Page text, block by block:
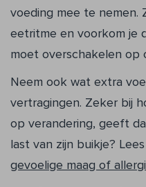
voeding mee te nemen.
eetritme en voorkom je
moet overschakelen op
Neem ook wat extra
vertragingen. Zeker bij
op verandering, geeft
last van zijn buikje?
gevoelige maag of